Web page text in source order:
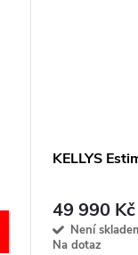
KELLYS
49 990 Kč
Není
Na dotaz